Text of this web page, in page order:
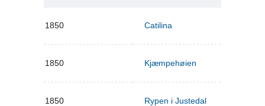
1850 Catilina
1850 Kjæmpehøien
1850 Rypen i Justedal